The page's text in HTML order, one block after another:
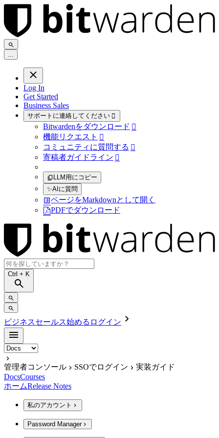
...
Log In
Get Started
Business Sales
サポートに連絡してください 
Bitwardenをダウンロード 
機能リクエスト 
コミュニティに質問する 
寄稿者ガイドライン 
LLM用にコピー
✨AIに質問
ページをMarkdownとして開く
PDFでダウンロード
Ctrl + K
ビジネスセールス始める ログイン
管理者コンソール SSOでログイン
実装ガイド
DocsCourses
ホームRelease Notes
私のアカウント
Password Manager